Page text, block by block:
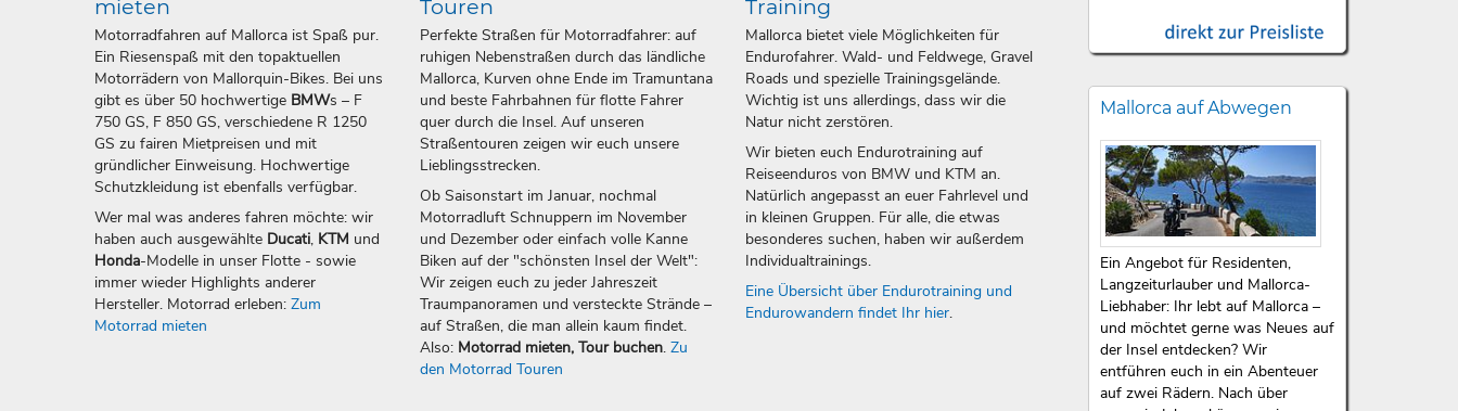
Mallorca auf Abwegen
Ein Angebot für Residenten,
Langzeiturlauber und Mallorca-
Liebhaber: Ihr lebt auf Mallorca –
und möchtet gerne was Neues auf
der Insel entdecken? Wir
entführen euch in ein Abenteuer
auf zwei Rädern. Nach über
mieten
Motorradfahren auf Mallorca ist Spaß pur.
Ein Riesenspaß mit den topaktuellen
Motorrädern von Mallorquin-Bikes. Bei uns
gibt es über 50 hochwertige BMWs – F
750 GS, F 850 GS, verschiedene R 1250
GS zu fairen Mietpreisen und mit
gründlicher Einweisung. Hochwertige
Schutzkleidung ist ebenfalls verfügbar.
Wer mal was anderes fahren möchte: wir
haben auch ausgewählte Ducati, KTM und
Honda-Modelle in unser Flotte - sowie
immer wieder Highlights anderer
Hersteller. Motorrad erleben: Zum
Motorrad mieten
Touren
Perfekte Straßen für Motorradfahrer: auf
ruhigen Nebenstraßen durch das ländliche
Mallorca, Kurven ohne Ende im Tramuntana
und beste Fahrbahnen für flotte Fahrer
quer durch die Insel. Auf unseren
Straßentouren zeigen wir euch unsere
Lieblingsstrecken.
Ob Saisonstart im Januar, nochmal
Motorradluft Schnuppern im November
und Dezember oder einfach volle Kanne
Biken auf der "schönsten Insel der Welt":
Wir zeigen euch zu jeder Jahreszeit
Traumpanoramen und versteckte Strände –
auf Straßen, die man allein kaum findet.
Also: Motorrad mieten, Tour buchen.Zu
den Motorrad Touren
Training
Mallorca bietet viele Möglichkeiten für
Endurofahrer. Wald- und Feldwege, Gravel
Roads und spezielle Trainingsgelände.
Wichtig ist uns allerdings, dass wir die
Natur nicht zerstören.
Wir bieten euch Endurotraining auf
Reiseenduros von BMW und KTM an.
Natürlich angepasst an euer Fahrlevel und
in kleinen Gruppen. Für alle, die etwas
besonderes suchen, haben wir außerdem
Individualtrainings.
Eine Übersicht über Endurotraining und
Endurowandern findet Ihr hier.